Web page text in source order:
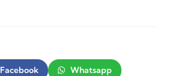
Facebook Whatsapp